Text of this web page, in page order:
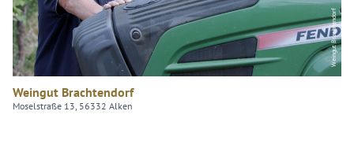
Weingut Brachtendorf
Weingut Brachtendorf
Moselstraße 13, 56332 Alken